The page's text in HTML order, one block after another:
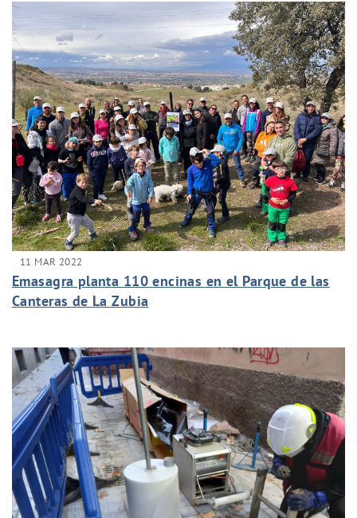
11 MAR 2022
Emasagra planta 110 encinas en el Parque de las
Canteras de La Zubia